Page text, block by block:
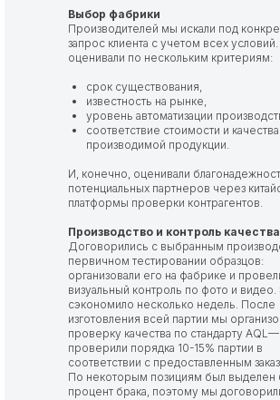
Выбор фабрики
Производителей мы искали под
запрос клиента с учетом всех
оценивали по нескольким критериям:
срок существования,
известность на рынке,
уровень автоматизации
соответствие стоимости и качества
производимой продукции.
И, конечно, оценивали
потенциальных партнеров через
платформы проверки контрагентов.
Производство и контроль качества
Договорились с выбранным
первичном тестировании образцов:
организовали его на фабрике и
визуальный контроль по фото и видео.
сэкономило несколько недель. После
изготовления всей партии мы
проверку качества по стандарту AQL—
проверили порядка 10-15% партии в
соответствии с предоставленным
По некоторым позициям был выделен
процент брака, поэтому мы